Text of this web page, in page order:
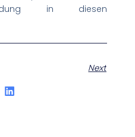
in diesen
Next